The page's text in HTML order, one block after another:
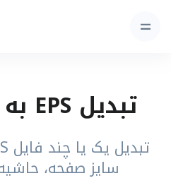
تبدیل EPS به PDF آنلاین
سایز صفحه،